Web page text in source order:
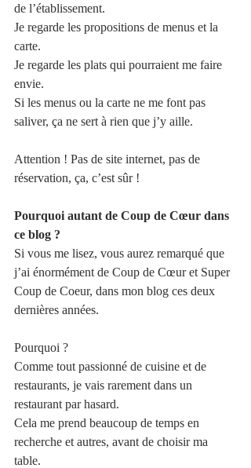
de l’établissement.
Je regarde les propositions de menus et la
carte.
Je regarde les plats qui pourraient me faire
envie.
Si les menus ou la carte ne me font pas
saliver, ça ne sert à rien que j’y aille.
Attention ! Pas de site internet, pas de
réservation, ça, c’est sûr !
Pourquoi autant de Coup de Cœur dans
ce blog ?
Si vous me lisez, vous aurez remarqué que
j’ai énormément de Coup de Cœur et Super
Coup de Coeur, dans mon blog ces deux
dernières années.
Pourquoi ?
Comme tout passionné de cuisine et de
restaurants, je vais rarement dans un
restaurant par hasard.
Cela me prend beaucoup de temps en
recherche et autres, avant de choisir ma
table.